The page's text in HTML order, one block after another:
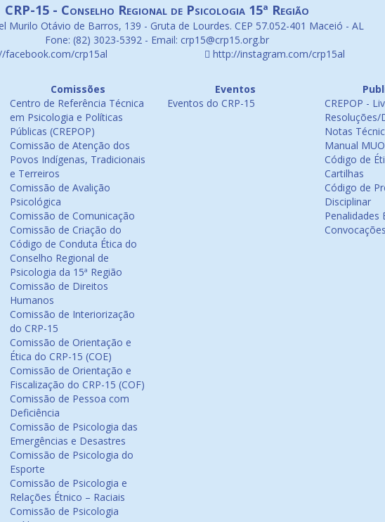
CRP-15 - Conselho Regional de Psicologia 15ª Região
Murilo Otávio de Barros, 139 - Gruta de Lourdes. CEP 57.052-401 Maceió - AL
Fone: (82) 3023-5392 - Email: crp15@crp15.org.br
facebook.com/crp15al
http://instagram.com/crp15al
Comissões
Centro de Referência Técnica
em Psicologia e Políticas
Públicas (CREPOP)
Comissão de Atenção dos
Povos Indígenas, Tradicionais
e Terreiros
Comissão de Avalição
Psicológica
Comissão de Comunicação
Comissão de Criação do
Código de Conduta Ética do
Conselho Regional de
Psicologia da 15ª Região
Comissão de Direitos
Humanos
Comissão de Interiorização
do CRP-15
Comissão de Orientação e
Ética do CRP-15 (COE)
Comissão de Orientação e
Fiscalização do CRP-15 (COF)
Comissão de Pessoa com
Deficiência
Comissão de Psicologia das
Emergências e Desastres
Comissão de Psicologia do
Esporte
Comissão de Psicologia e
Relações Étnico – Raciais
Comissão de Psicologia
Eventos
Eventos do CRP-15
CREPOP -
Resoluções/
Notas
Manual
Código de
Cartilhas
Código de
Disciplinar
Penalidades
Convocações